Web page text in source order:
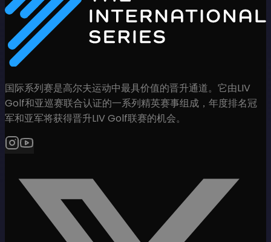
国际系列赛是高尔夫运动中最具价值的晋升通道。它由LIV
Golf和亚巡赛联合认证的一系列精英赛事组成，年度排名冠
军和亚军将获得晋升LIV Golf联赛的机会。